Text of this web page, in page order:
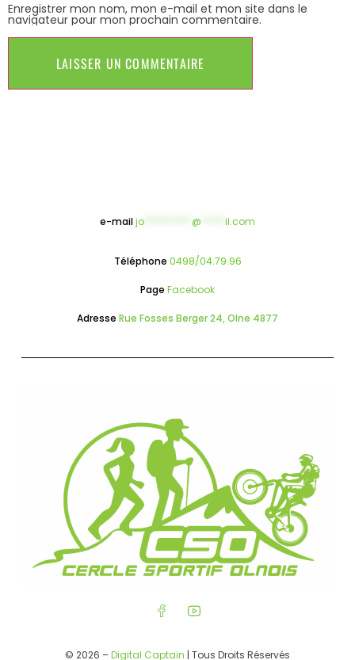
Enregistrer mon nom, mon e-mail et mon site dans le
navigateur pour mon prochain commentaire.
e-mailjo @ il.com
Téléphone 0498/04.79.96
Page Facebook
Adresse Rue Fosses Berger 24, Olne 4877
© 2026 –Digital Captain | Tous Droits Réservés